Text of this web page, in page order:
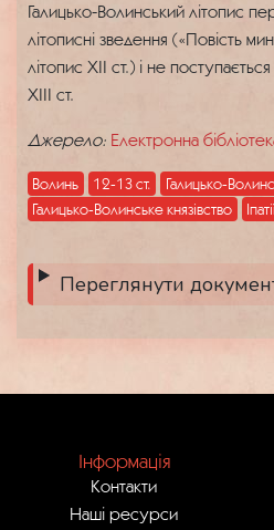
Галицько-Волинський літопис
літописні зведення («Повість
літопис ХІІ ст.) і не
ХІІІ ст.
Джерело: Електронна
Волинь 12-13 ст.
Галицько-
Галицько-Волинське князівство
Переглянути
Інформація
Контакти
Наші ресурси